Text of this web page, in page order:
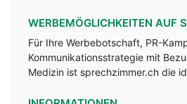
WERBEMÖGLICHKEITEN AUF
Für Ihre Werbebotschaft, PR-
Kommunikationsstrategie mit
Medizin ist sprechzimmer.ch die